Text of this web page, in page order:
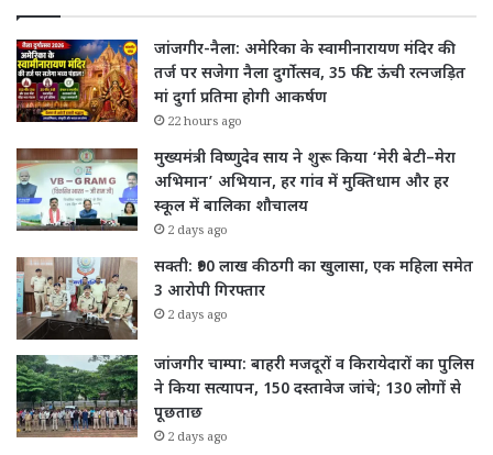
जांजगीर-नैला: अमेरिका के स्वामीनारायण मंदिर की
तर्ज पर सजेगा नैला दुर्गोत्सव, 35 फीट ऊंची रत्नजड़ित
मां दुर्गा प्रतिमा होगी आकर्षण
22 hours ago
मुख्यमंत्री विष्णुदेव साय ने शुरू किया ‘मेरी बेटी–मेरा
अभिमान’ अभियान, हर गांव में मुक्तिधाम और हर
स्कूल में बालिका शौचालय
2 days ago
सक्ती: ₹90 लाख की ठगी का खुलासा, एक महिला समेत
3 आरोपी गिरफ्तार
2 days ago
जांजगीर चाम्पा: बाहरी मजदूरों व किरायेदारों का पुलिस
ने किया सत्यापन, 150 दस्तावेज जांचे; 130 लोगों से
पूछताछ
2 days ago